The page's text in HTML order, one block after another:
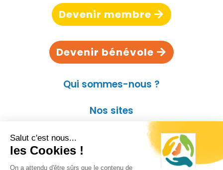
Devenir membre
Devenir bénévole
Qui sommes-nous ?
Nos sites